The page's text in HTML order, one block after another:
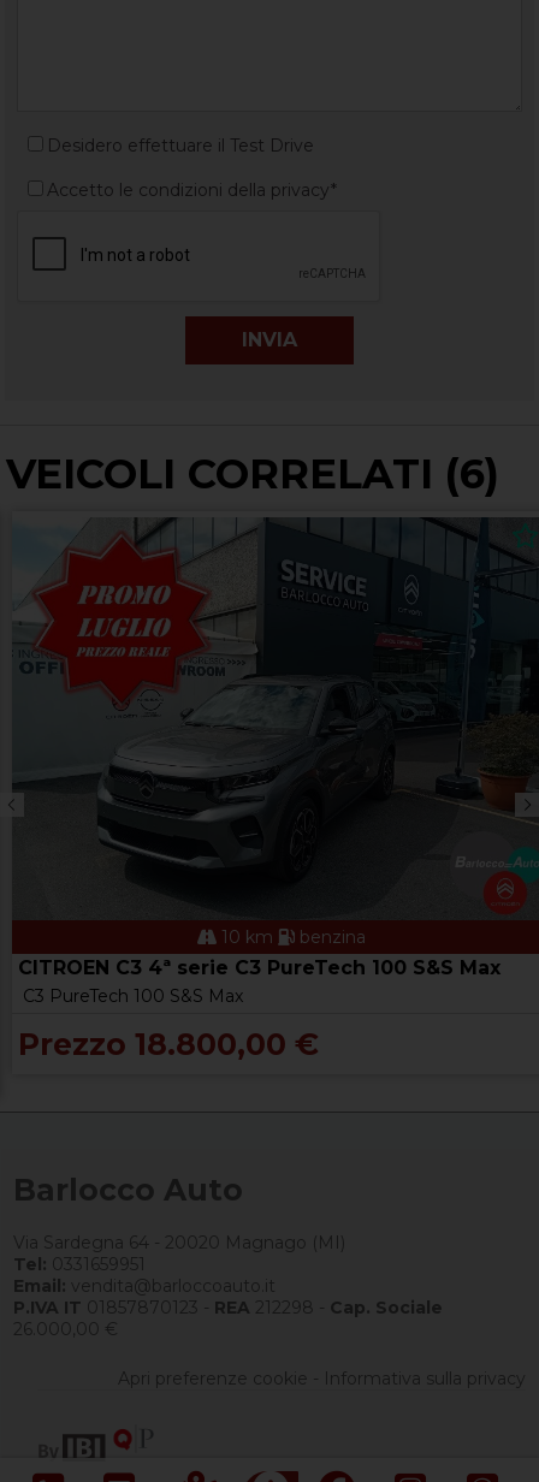
Desidero effettuare il Test Drive
Accetto le condizioni della privacy*
VEICOLI CORRELATI (6)
10 km benzina
CITROEN C3 4ª serie C3 PureTech 100 S&S Max
C3 PureTech 100 S&S Max
Prezzo 18.800,00 €
Barlocco Auto
Via Sardegna 64 - 20020 Magnago (MI)
Tel: 0331659951
Email: vendita@barloccoauto.it
P.IVA IT 01857870123 - REA 212298 - Cap. Sociale
26.000,00 €
Apri preferenze cookie - Informativa sulla privacy